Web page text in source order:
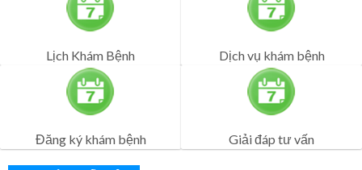
Lịch Khám Bệnh Dịch vụ khám bệnh
Đăng ký khám bệnh Giải đáp tư vấn